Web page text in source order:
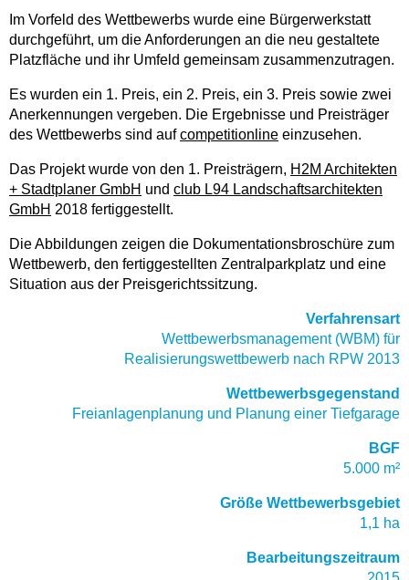
Im Vorfeld des Wettbewerbs wurde eine Bürgerwerkstatt
durchgeführt, um die Anforderungen an die neu gestaltete
Platzfläche und ihr Umfeld gemeinsam zusammenzutragen.
Es wurden ein 1. Preis, ein 2. Preis, ein 3. Preis sowie zwei
Anerkennungen vergeben. Die Ergebnisse und Preisträger
des Wettbewerbs sind aufcompetitionline einzusehen.
Das Projekt wurde von den 1. Preisträgern, H2M Architekten
+ Stadtplaner GmbH und club L94 Landschaftsarchitekten
GmbH 2018 fertiggestellt.
Die Abbildungen zeigen die Dokumentationsbroschüre zum
Wettbewerb, den fertiggestellten Zentralparkplatz und eine
Situation aus der Preisgerichtssitzung.
Verfahrensart
Wettbewerbsmanagement (WBM) für
Realisierungswettbewerb nach RPW 2013
Wettbewerbsgegenstand
Freianlagenplanung und Planung einer Tiefgarage
BGF
5.000 m²
Größe Wettbewerbsgebiet
1,1 ha
Bearbeitungszeitraum